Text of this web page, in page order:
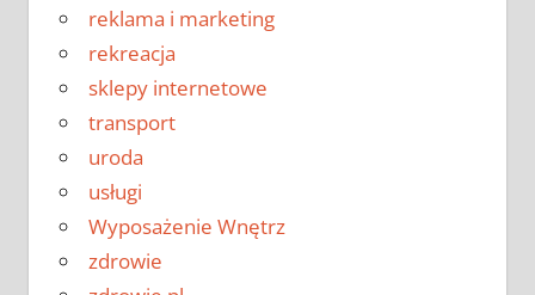
reklama i marketing
rekreacja
sklepy internetowe
transport
uroda
usługi
Wyposażenie Wnętrz
zdrowie